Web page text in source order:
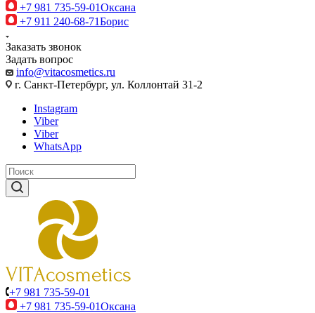
+7 981 735-59-01Оксана
+7 911 240-68-71Борис
Заказать звонок
Задать вопрос
info@vitacosmetics.ru
г. Санкт-Петербург, ул. Коллонтай 31-2
Instagram
Viber
Viber
WhatsApp
+7 981 735-59-01
+7 981 735-59-01Оксана